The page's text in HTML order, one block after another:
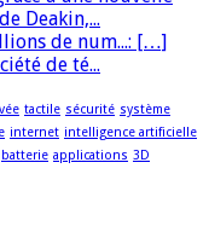
Deakin,...
de num...: […]
de té...
tactile sécurité système
internet intelligence artificielle
batterie applications 3D